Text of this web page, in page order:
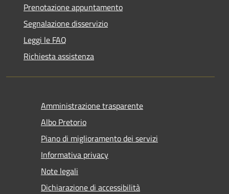
Prenotazione appuntamento
Segnalazione disservizio
Leggi le FAQ
Richiesta assistenza
Amministrazione trasparente
Albo Pretorio
Piano di miglioramento dei servizi
Informativa privacy
Note legali
Dichiarazione di accessibilità